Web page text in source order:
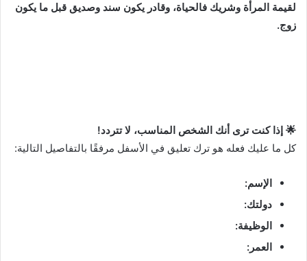
لقيمة المرأة وشريك فالحياة، وقادر يكون سند وصديق قبل ما يكون
زوج.
🌟 إذا كنت ترى أنك الشخص المناسب، لا تتردد!
كل ما عليك فعله هو ترك تعليق في الأسفل مرفقًا بالتفاصيل التالية:
الإسم:
دولتك:
الوظيفة:
العمر: